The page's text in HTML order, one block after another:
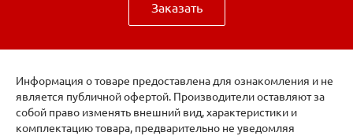
Заказать
Информация о товаре предоставлена для ознакомления и не
является публичной офертой. Производители оставляют за
собой право изменять внешний вид, характеристики и
комплектацию товара, предварительно не уведомляя